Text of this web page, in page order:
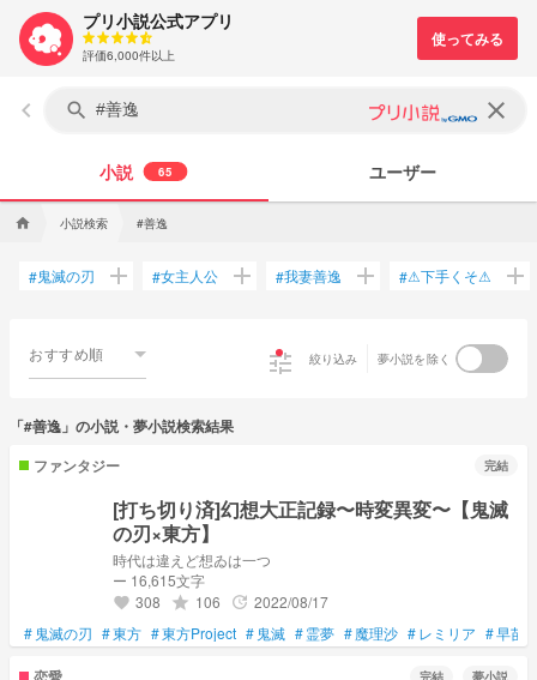
プリ小説公式アプリ
評価6,000件以上
keyboard_arrow_left search clear
小説 65 ユーザー
home 小説検索 #善逸
#鬼滅の刃 add #女主人公 add #我妻善逸 add #⚠下手くそ⚠ add
おすすめ順 tune 絞り込み 夢小説を除く
「#善逸」の小説・夢小説検索結果
ファンタジー
完結
[打ち切り済]幻想大正記録〜時変異変〜【鬼滅
の刃×東方】
時代は違えど想ゐは一つ
ー 16,615文字
favorite 308 grade 106 update 2022/08/17
# 鬼滅の刃 #東方 #東方Project # 鬼滅 #霊夢 #魔理沙 #レミリア #早苗
完結 夢小説